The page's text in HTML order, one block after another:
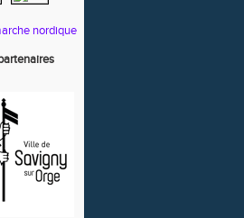
nordique